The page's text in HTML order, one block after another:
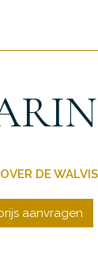
DE
aanvragen